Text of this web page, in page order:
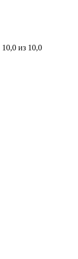
10,0 из 10,0